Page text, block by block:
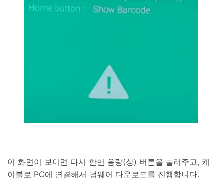
이 화면이 보이면 다시 한번 음량(상) 버튼을 눌러주고, 케
이블로 PC에 연결해서 펌웨어 다운로드를 진행합니다.